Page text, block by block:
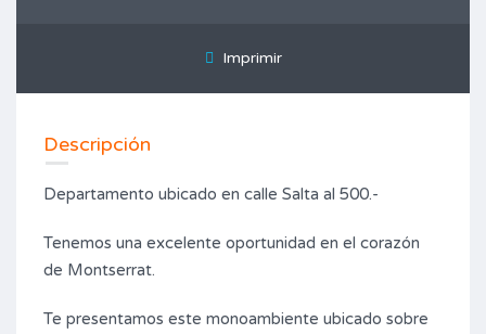
Imprimir
Descripción
Departamento ubicado en calle Salta al 500.-
Tenemos una excelente oportunidad en el corazón
de Montserrat.
Te presentamos este monoambiente ubicado sobre